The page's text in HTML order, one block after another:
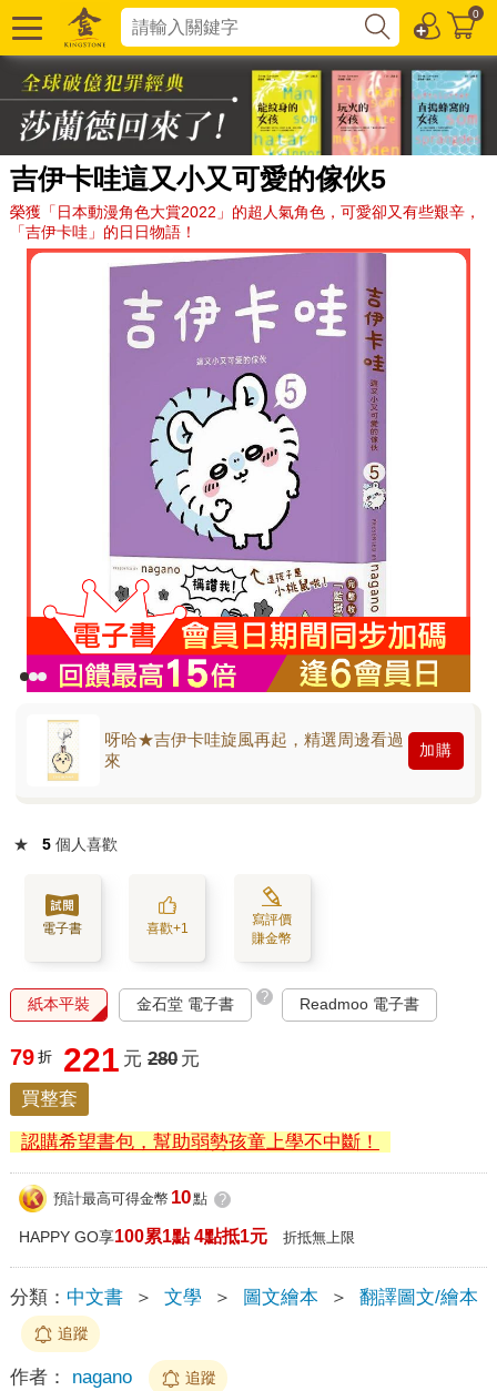
0
吉伊卡哇這又小又可愛的傢伙5
榮獲「日本動漫角色大賞2022」的超人氣角色，可愛卻又有些艱辛，
「吉伊卡哇」的日日物語！
呀哈★吉伊卡哇旋風再起，精選周邊看過
來
加購
★ 5 個人喜歡
電子書 喜歡+1
寫評價
賺金幣
紙本平裝 金石堂 電子書 ? Readmoo 電子書
79 折 221 元 280 元
買整套
認購希望書包，幫助弱勢孩童上學不中斷！
預計最高可得金幣 10點 ?
HAPPY GO享100累1點 4點抵1元 折抵無上限
分類： 中文書 ＞ 文學 ＞ 圖文繪本 ＞ 翻譯圖文/繪本
追蹤
作者： nagano 追蹤